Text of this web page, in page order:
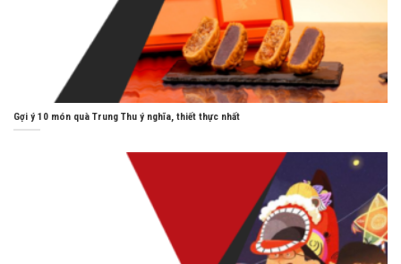
Gợi ý 10 món quà Trung Thu ý nghĩa, thiết thực nhất